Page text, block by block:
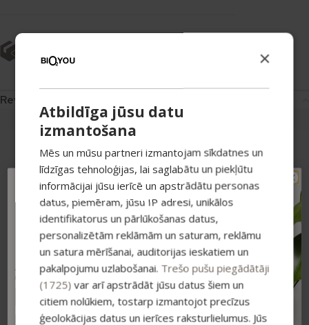
Reviews
Pamatojoties uz 1 atsauksmēm
5 zvaigznes
100%
4 zvaigžņu
3 zvaigznes
0%
2 zvaigznes
1 zvaigzne
×
Atbildīga jūsu datu
izmantošana
Mēs un mūsu partneri izmantojam sīkdatnes un
līdzīgas tehnoloģijas, lai saglabātu un piekļūtu
informācijai jūsu ierīcē un apstrādātu personas
datus, piemēram, jūsu IP adresi, unikālos
identifikatorus un pārlūkošanas datus,
personalizētām reklāmām un saturam, reklāmu
un satura mērīšanai, auditorijas ieskatiem un
pakalpojumu uzlabošanai. Trešo pušu piegādātāji
(1725) var arī apstrādāt jūsu datus šiem un
citiem nolūkiem, tostarp izmantojot precīzus
ģeolokācijas datus un ierīces raksturlielumus. Jūs
TAVAM PIRMAJAM
PIRKUMAM PAPILDUS
-15% ATLAIDE!
Pieraksties jaunumiem un saņem īpašu
atlaidi savam pirmajam pasūtījumam.
Atlaide summējas ar esošajiem piedāvājumiem
pirkumiem virs 25 €